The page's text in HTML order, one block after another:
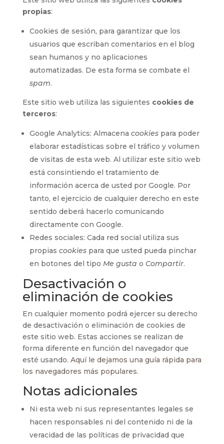
propias:
Cookies de sesión, para garantizar que los
usuarios que escriban comentarios en el blog
sean humanos y no aplicaciones
automatizadas. De esta forma se combate el
spam.
Este sitio web utiliza las siguientes cookies de
terceros:
Google Analytics: Almacena cookiespara poder
elaborar estadísticas sobre el tráfico y volumen
de visitas de esta web. Al utilizar este sitio web
está consintiendo el tratamiento de
información acerca de usted por Google. Por
tanto, el ejercicio de cualquier derecho en este
sentido deberá hacerlo comunicando
directamente con Google.
Redes sociales: Cada red social utiliza sus
propias cookiespara que usted pueda pinchar
en botones del tipo Me gusta o Compartir.
Desactivación o
eliminación de cookies
En cualquier momento podrá ejercer su derecho
de desactivación o eliminación de cookies de
este sitio web. Estas acciones se realizan de
forma diferente en función del navegador que
esté usando. Aquí le dejamos una guía rápida para
los navegadores más populares.
Notas adicionales
Ni esta web ni sus representantes legales se
hacen responsables ni del contenido ni de la
veracidad de las políticas de privacidad que